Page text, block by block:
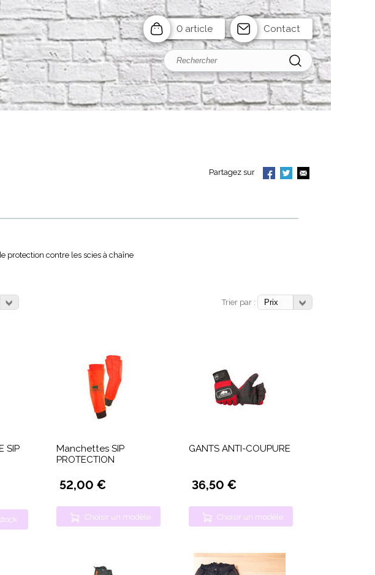
0 article Contact
Partagez sur
protection contre les scies à chaîne
Trier par :
SIP
Manchettes SIP
PROTECTION
52,00 €
Choisir un modèle
GANTS ANTI-COUPURE
36,50 €
Choisir un modèle